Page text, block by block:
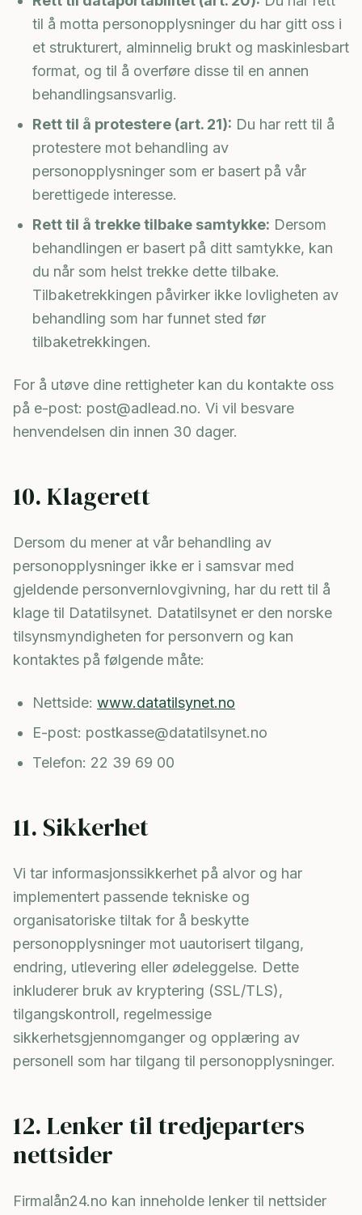
til å motta personopplysninger du har gitt oss i
et strukturert, alminnelig brukt og maskinlesbart
format, og til å overføre disse til en annen
behandlingsansvarlig.
Rett til å protestere (art. 21): Du har rett til å
protestere mot behandling av
personopplysninger som er basert på vår
berettigede interesse.
Rett til å trekke tilbake samtykke: Dersom
behandlingen er basert på ditt samtykke, kan
du når som helst trekke dette tilbake.
Tilbaketrekkingen påvirker ikke lovligheten av
behandling som har funnet sted før
tilbaketrekkingen.
For å utøve dine rettigheter kan du kontakte oss
på e-post: post@adlead.no. Vi vil besvare
henvendelsen din innen 30 dager.
10. Klagerett
Dersom du mener at vår behandling av
personopplysninger ikke er i samsvar med
gjeldende personvernlovgivning, har du rett til å
klage til Datatilsynet. Datatilsynet er den norske
tilsynsmyndigheten for personvern og kan
kontaktes på følgende måte:
Nettside: www.datatilsynet.no
E-post: postkasse@datatilsynet.no
Telefon: 22 39 69 00
11. Sikkerhet
Vi tar informasjonssikkerhet på alvor og har
implementert passende tekniske og
organisatoriske tiltak for å beskytte
personopplysninger mot uautorisert tilgang,
endring, utlevering eller ødeleggelse. Dette
inkluderer bruk av kryptering (SSL/TLS),
tilgangskontroll, regelmessige
sikkerhetsgjennomganger og opplæring av
personell som har tilgang til personopplysninger.
12. Lenker til tredjeparters
nettsider
Firmalån24.no kan inneholde lenker til nettsider